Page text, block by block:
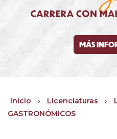
MÁS
Inicio › Licenciaturas ›
GASTRONÓMICOS